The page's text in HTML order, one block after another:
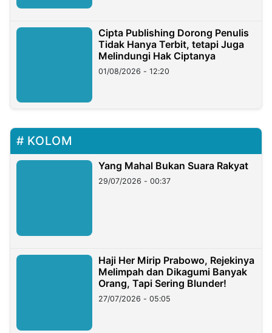
Cipta Publishing Dorong Penulis
Tidak Hanya Terbit, tetapi Juga
Melindungi Hak Ciptanya
01/08/2026 - 12:20
KOLOM
Yang Mahal Bukan Suara Rakyat
29/07/2026 - 00:37
Haji Her Mirip Prabowo, Rejekinya
Melimpah dan Dikagumi Banyak
Orang, Tapi Sering Blunder!
27/07/2026 - 05:05